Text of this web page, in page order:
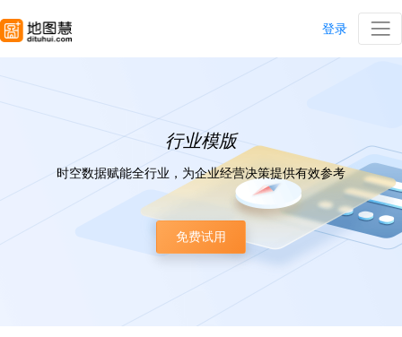
登录
行业模版
时空数据赋能全行业，为企业经营决策提供有效参考
免费试用